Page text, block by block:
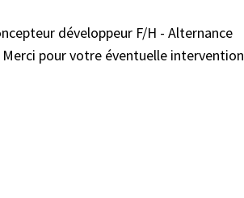
développeur F/H - Alternance
Merci pour votre éventuelle intervention